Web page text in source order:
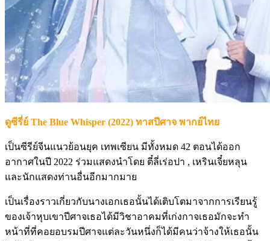
ดูซีรี่ย์ The Blue Whisper (2022) ทาสปีศาจ พากย์ไทย
เป็นซีรีย์จีนแนวย้อนยุค เทพเซียน มีทั้งหมด 42 ตอนได้ออก
อากาศในปี 2022 ร่วมแสดงนำโดย ตี๋ลี่เร่อปา , เหรินเจี๋ยหลุน
และนักแสดงท่านอื่นอีกมากมาย
เป็นเรื่องราวเกี่ยวกับนางเอกเธอนั้นได้เติบโตมาจากการเรียนรู้
ของเจ้าหุบเขาปีศาจเธอได้มีวิชาอาคมที่เก่งกาจเธอมักจะทำ
หน้าที่ที่คอยอบรมปีศาจแต่ละวันหนึ่งก็ได้มีคนว่าจ้างให้เธอนั้น